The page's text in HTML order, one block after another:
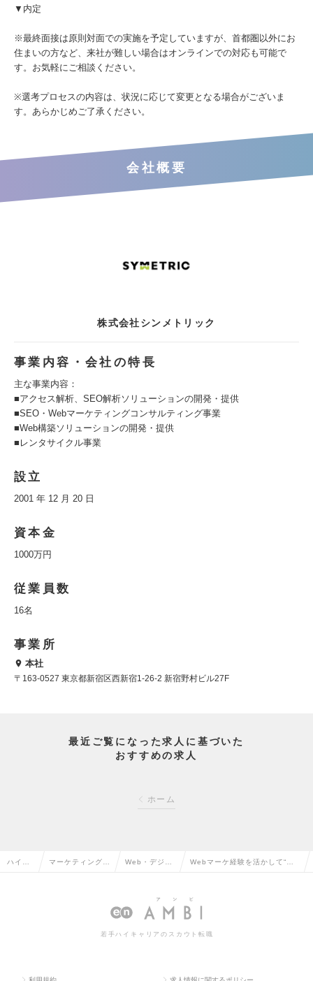
▼内定
※最終面接は原則対面での実施を予定していますが、首都圏以外にお
住まいの方など、来社が難しい場合はオンラインでの対応も可能で
す。お気軽にご相談ください。
※選考プロセスの内容は、状況に応じて変更となる場合がございま
す。あらかじめご了承ください。
会社概要
株式会社シンメトリック
事業内容・会社の特長
主な事業内容：
■アクセス解析、SEO解析ソリューションの開発・提供
■SEO・Webマーケティングコンサルティング事業
■Web構築ソリューションの開発・提供
■レンタサイクル事業
設立
2001 年 12 月 20 日
資本金
1000万円
従業員数
16名
事業所
本社
〒163-0527 東京都新宿区西新宿1-26-2 新宿野村ビル27F
最近ご覧になった求人に基づいた
おすすめの求人
ホーム
ハイク マーケティング・ Web・デジタ
ングの転職
Webマーケ経験を活かして“分
リアアップの求人情報
若手ハイキャリアのスカウト転職